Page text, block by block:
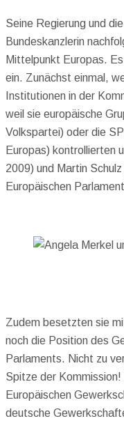
Seine Regierung und
Bundeskanzlerin
Mittelpunkt Europas.
ein. Zunächst einmal,
Institutionen in der
weil sie europäische
Volkspartei) oder die
Europas) kontrollierten
2009) und Martin
Europäischen
Zudem besetzten sie
noch die Position des
Parlaments. Nicht zu
Spitze der
Europäischen
deutsche